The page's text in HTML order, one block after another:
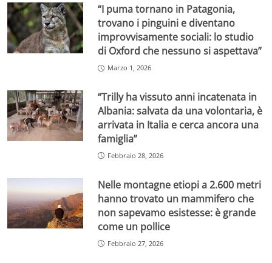
“I puma tornano in Patagonia,
trovano i pinguini e diventano
improvvisamente sociali: lo studio
di Oxford che nessuno si aspettava”
Marzo 1, 2026
“Trilly ha vissuto anni incatenata in
Albania: salvata da una volontaria, è
arrivata in Italia e cerca ancora una
famiglia”
Febbraio 28, 2026
Nelle montagne etiopi a 2.600 metri
hanno trovato un mammifero che
non sapevamo esistesse: è grande
come un pollice
Febbraio 27, 2026